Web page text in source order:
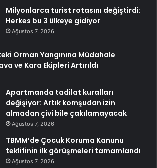
Milyonlarca turist rotasını değiştirdi:
Herkes bu 3 ülkeye gidiyor
Ağustos 7, 2026
Orman Yangınına Müdahale
ve Kara Ekipleri Artırıldı
Apartmanda tadilat kuralları
değişiyor: Artık komşudan izin
almadan çivi bile çakılamayacak
Ağustos 7, 2026
TBMM’de Çocuk Koruma Kanunu
teklifinin ilk görüşmeleri tamamlandı
Ağustos 7, 2026